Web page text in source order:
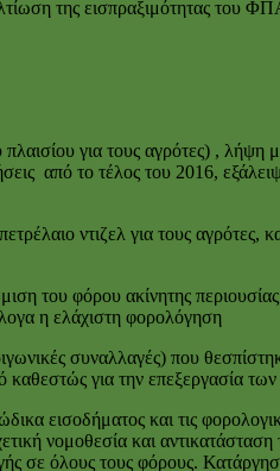
της εισπραξιμότητας του
για τους αγρότες) ,
από το τέλος του 2016,
ντιζελ για τους
του φόρου ακίνητης
η ελάχιστη φορολόγηση
συναλλαγές) που
για την επεξεργασία
εισοδήματος και τις
νομοθεσία και
σε όλους τους φόρους.